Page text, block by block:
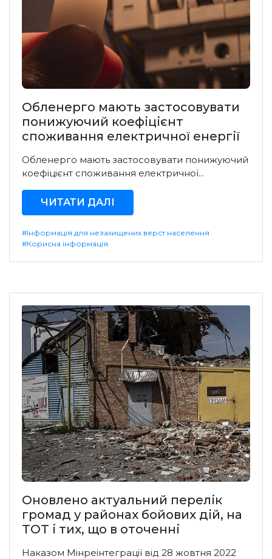
Обленерго мають застосовувати
понижуючий коефіцієнт
споживання електричної енергії
Обленерго мають застосовувати понижуючий
коефіцієнт споживання електричної...
ЧИТАТИ ДАЛІ
#Інформація для незахищених верст населення
#Корисна інформація
Оновлено актуальний перелік
громад у районах бойових дій, на
ТОТ і тих, що в оточенні
Наказом Мінреінтеграції від 28 жовтня 2022